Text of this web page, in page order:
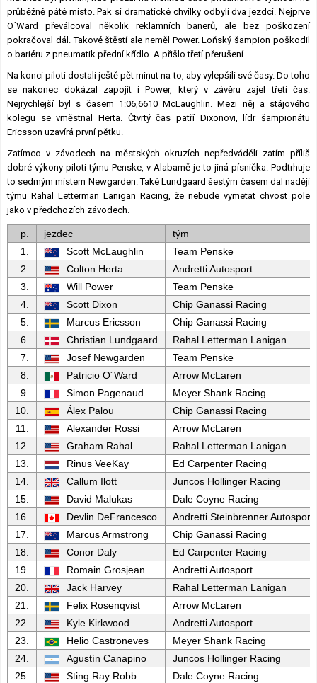
průběžně páté místo. Pak si dramatické chvilky odbyli dva jezdci. Nejprve
O´Ward převálcoval několik reklamních banerů, ale bez poškození
pokračoval dál. Takové štěstí ale neměl Power. Loňský šampion poškodil
o bariéru z pneumatik přední křídlo. A přišlo třetí přerušení.
Na konci piloti dostali ještě pět minut na to, aby vylepšili své časy. Do toho
se nakonec dokázal zapojit i Power, který v závěru zajel třetí čas.
Nejrychlejší byl s časem 1:06,6610 McLaughlin. Mezi něj a stájového
kolegu se vměstnal Herta. Čtvrtý čas patří Dixonovi, lídr šampionátu
Ericsson uzavírá první pětku.
Zatímco v závodech na městských okruzích nepředváděli zatím příliš
dobré výkony piloti týmu Penske, v Alabamě je to jiná písnička. Podtrhuje
to sedmým místem Newgarden. Také Lundgaard šestým časem dal naději
týmu Rahal Letterman Lanigan Racing, že nebude vymetat chvost pole
jako v předchozích závodech.
p. jezdec
tým
1.
Scott McLaughlin
Team Penske
2.
Colton Herta
Andretti Autosport
3.
Will Power
Team Penske
4.
Scott Dixon
Chip Ganassi Racing
5.
Marcus Ericsson
Chip Ganassi Racing
6.
Christian Lundgaard
Rahal Letterman Lanigan
7.
Josef Newgarden
Team Penske
8.
Patricio O´Ward
Arrow McLaren
9.
Simon Pagenaud
Meyer Shank Racing
10.
Álex Palou
Chip Ganassi Racing
11.
Alexander Rossi
Arrow McLaren
12.
Graham Rahal
Rahal Letterman Lanigan
13.
Rinus VeeKay
Ed Carpenter Racing
14.
Callum Ilott
Juncos Hollinger Racing
15.
David Malukas
Dale Coyne Racing
16.
Devlin DeFrancesco
Andretti Steinbrenner Autosport
17.
Marcus Armstrong
Chip Ganassi Racing
18.
Conor Daly
Ed Carpenter Racing
19.
Romain Grosjean
Andretti Autosport
20.
Jack Harvey
Rahal Letterman Lanigan
21.
Felix Rosenqvist
Arrow McLaren
22.
Kyle Kirkwood
Andretti Autosport
23.
Helio Castroneves
Meyer Shank Racing
24.
Agustín Canapino
Juncos Hollinger Racing
25.
Sting Ray Robb
Dale Coyne Racing